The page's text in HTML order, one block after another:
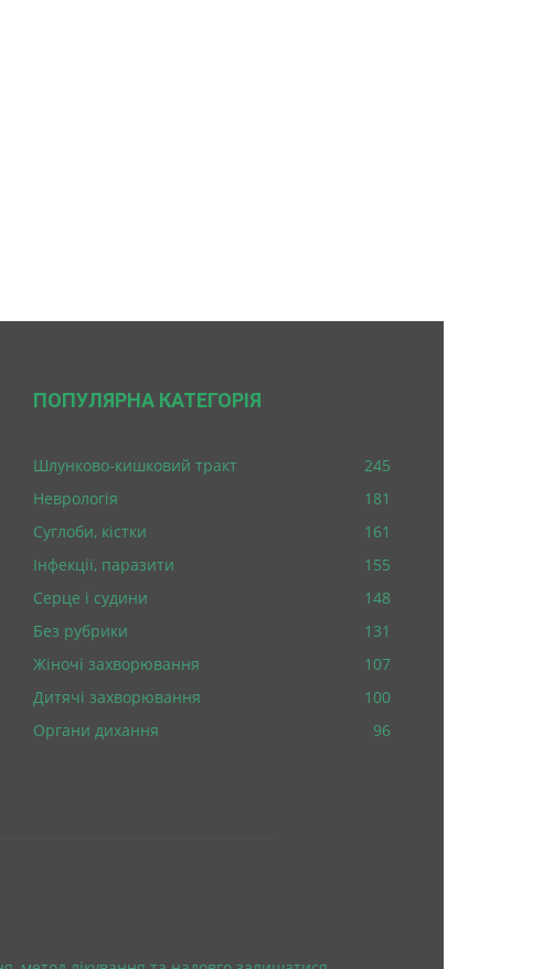
ПОПУЛЯРНА КАТЕГОРІЯ
Шлунково-кишковий тракт
245
Неврологія
181
Суглоби, кістки
161
Інфекції, паразити
155
Серце і судини
148
Без рубрики
131
Жіночі захворювання
107
Дитячі захворювання
100
Органи дихання
96